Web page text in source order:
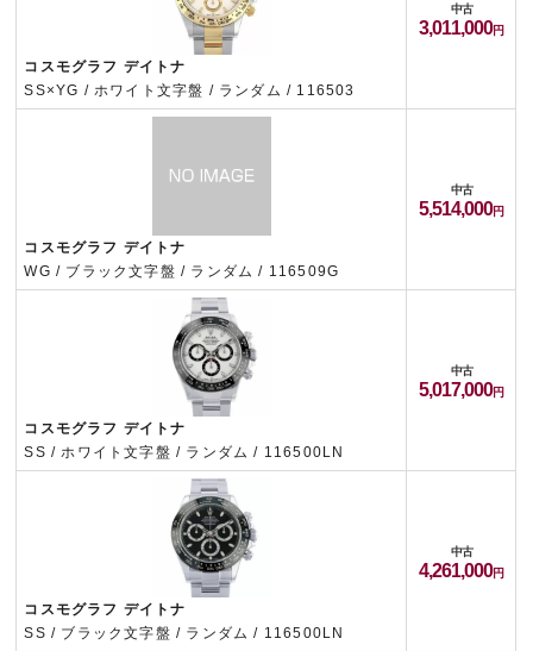
コスモグラフ デイトナ
SS×YG / ホワイト文字盤 / ランダム / 116503
中古
3,011,000
コスモグラフ デイトナ
WG / ブラック文字盤 / ランダム / 116509G
中古
5,514,000
コスモグラフ デイトナ
SS / ホワイト文字盤 / ランダム / 116500LN
中古
5,017,000
コスモグラフ デイトナ
SS / ブラック文字盤 / ランダム / 116500LN
中古
4,261,000